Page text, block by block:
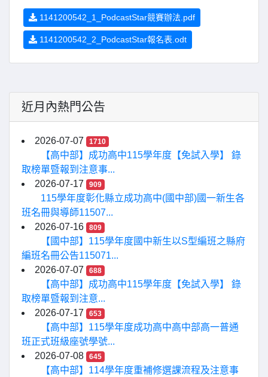
1141200542_1_PodcastStar競賽辦法.pdf
1141200542_2_PodcastStar報名表.odt
近月內熱門公告
2026-07-07 1710
【高中部】成功高中115學年度【免試入學】 錄
取榜單暨報到注意事...
2026-07-17
909
115學年度彰化縣立成功高中(國中部)國一新生各
班名冊與導師11507...
2026-07-16
809
【國中部】115學年度國中新生以S型編班之縣府
編班名冊公告115071...
2026-07-07
688
【高中部】成功高中115學年度【免試入學】 錄
取榜單暨報到注意...
2026-07-17
653
【高中部】115學年度成功高中高中部高一普通
班正式班級座號學號...
2026-07-08
645
【高中部】114學年度重補修選課流程及注意事